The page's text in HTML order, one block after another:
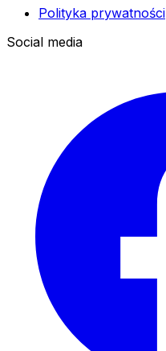
Polityka prywatności
Social media